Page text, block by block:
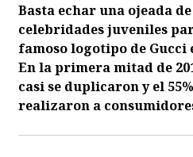
Basta echar una ojeada
celebridades juveniles
famoso logotipo de Gucci
En la primera mitad de
casi se duplicaron y el
realizaron a